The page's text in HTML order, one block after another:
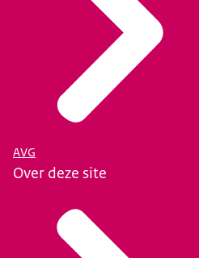
AVG
Over deze site